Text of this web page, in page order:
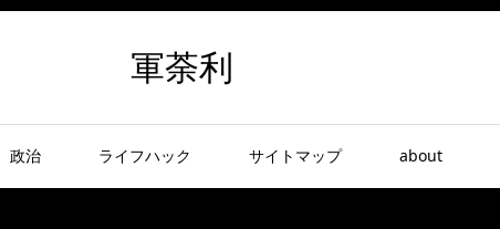
軍荼利
政治 ライフハック サイトマップ about